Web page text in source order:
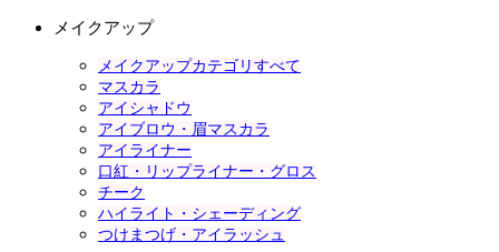
メイクアップ
メイクアップカテゴリすべて
マスカラ
アイシャドウ
アイブロウ・眉マスカラ
アイライナー
口紅・リップライナー・グロス
チーク
ハイライト・シェーディング
つけまつげ・アイラッシュ